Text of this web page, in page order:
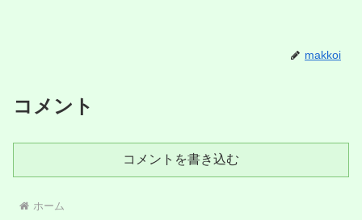
makkoi
コメント
コメントを書き込む
ホーム